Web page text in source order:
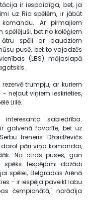
ir iespaidīga, bet, ja
uz Rio spēlēm, ir jābūt
Ar pirmajiem
bet no kolēģiem
spēli ar daudziem
pusē, bet to vajadzēs
(LBS) mājaslapā
trumpju, ar kuriem
neļaut viņiem ieskrieties,
Lillē.
sabiedrība.
galvenā favorīte, bet uz
treneris Džordževičs
darot pāri viņa komandai,
No otras puses, gan
Iespējami dažādi
spēlei, Belgradas Arēnā
– ir iespēja paveikt labu
čempionātā," norādīja